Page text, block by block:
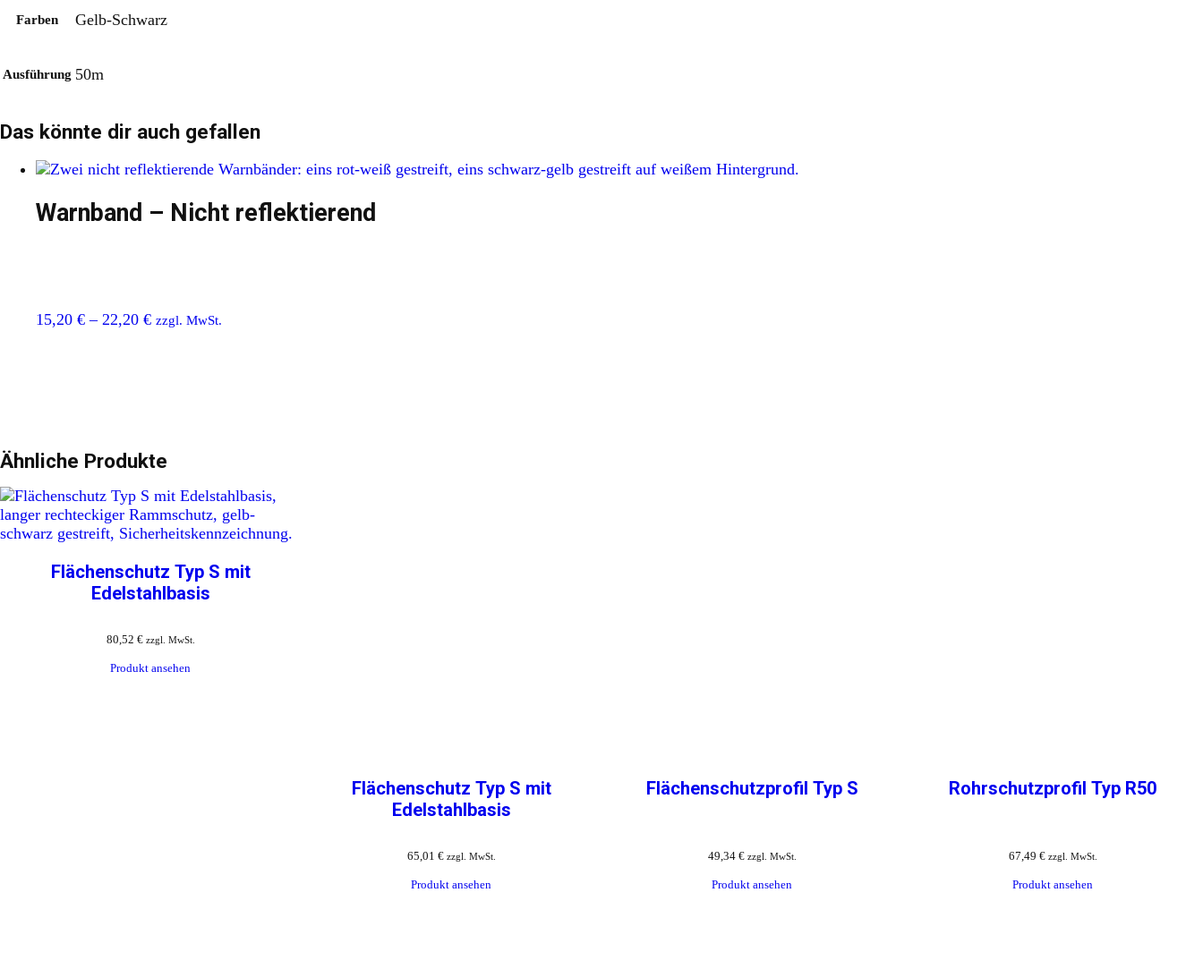
Farben Gelb-Schwarz
Ausführung 50m
Das könnte dir auch gefallen
Warnband – Nicht reflektierend
15,20 € – 22,20 € zzgl. MwSt.
Ähnliche Produkte
Flächenschutz Typ S mit
Edelstahlbasis
80,52 € zzgl. MwSt.
Produkt ansehen
Flächenschutz Typ S mit
Edelstahlbasis
65,01 € zzgl. MwSt.
Produkt ansehen
Flächenschutzprofil Typ S
49,34 € zzgl. MwSt.
Produkt ansehen
Rohrschutzprofil Typ R50
67,49 € zzgl. MwSt.
Produkt ansehen